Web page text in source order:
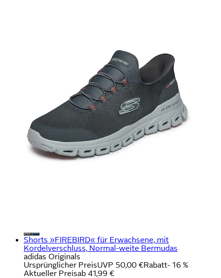
Shorts »FIREBIRD« für Erwachsene, mit
Kordelverschluss, Normal-weite Bermudas
adidas Originals
Ursprünglicher PreisUVP 50,00 €Rabatt- 16 %
Aktueller Preisab 41,99 €